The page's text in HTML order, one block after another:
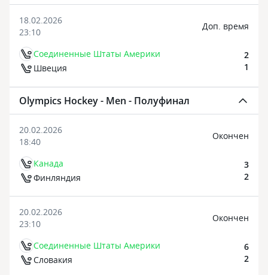
18.02.2026
23:10
Соединенные Штаты Америки
Швеция
Доп. время
2
1
Olympics Hockey - Men - Полуфинал
20.02.2026
18:40
Канада
Финляндия
Oкончен
3
2
20.02.2026
23:10
Соединенные Штаты Америки
Словакия
Oкончен
6
2